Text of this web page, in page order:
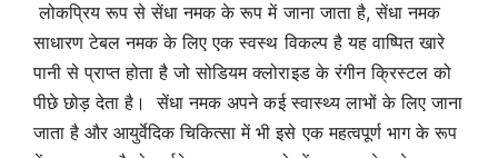
लोकप्रिय रूप से सेंधा नमक के रूप में जाना जाता है, सेंधा नमक
साधारण टेबल नमक के लिए एक स्वस्थ विकल्प है यह वाष्पित खारे
पानी से प्राप्त होता है जो सोडियम क्लोराइड के रंगीन क्रिस्टल को
पीछे छोड़ देता है। सेंधा नमक अपने कई स्वास्थ्य लाभों के लिए जाना
जाता है और आयुर्वेदिक चिकित्सा में भी इसे एक महत्वपूर्ण भाग के रूप